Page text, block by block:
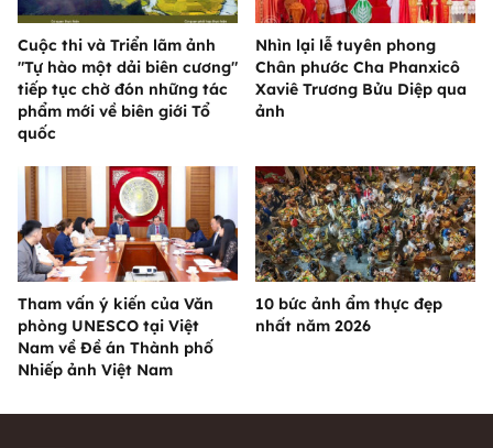
Cuộc thi và Triển lãm ảnh
"Tự hào một dải biên cương"
tiếp tục chờ đón những tác
phẩm mới về biên giới Tổ
quốc
Nhìn lại lễ tuyên phong
Chân phước Cha Phanxicô
Xaviê Trương Bửu Diệp qua
ảnh
Tham vấn ý kiến của Văn
phòng UNESCO tại Việt
Nam về Đề án Thành phố
Nhiếp ảnh Việt Nam
10 bức ảnh ẩm thực đẹp
nhất năm 2026